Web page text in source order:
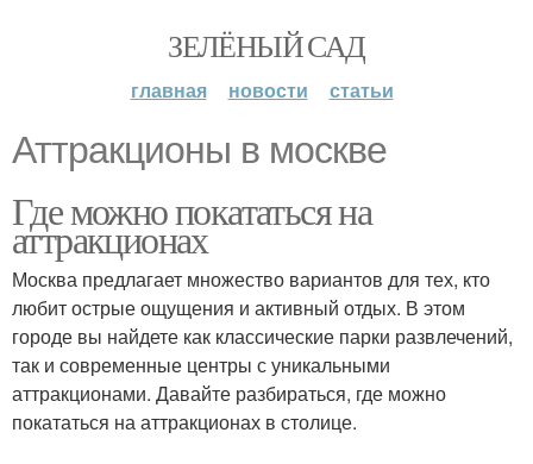
ЗЕЛЁНЫЙ САД
главная новости статьи
Аттракционы в москве
Где можно покататься на
аттракционах
Москва предлагает множество вариантов для тех, кто
любит острые ощущения и активный отдых. В этом
городе вы найдете как классические парки развлечений,
так и современные центры с уникальными
аттракционами. Давайте разбираться, где можно
покататься на аттракционах в столице.